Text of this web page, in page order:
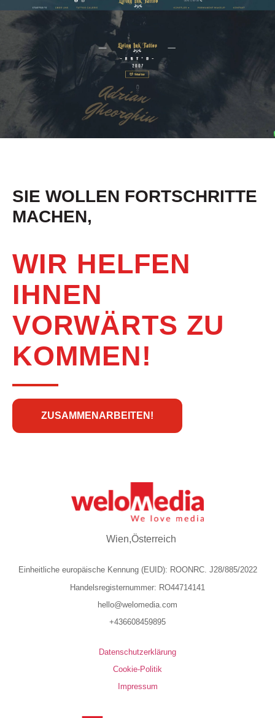
SIE WOLLEN FORTSCHRITTE
MACHEN,
WIR HELFEN
IHNEN
VORWÄRTS ZU
KOMMEN!
ZUSAMMENARBEITEN!
Wien,Österreich
Einheitliche europäische Kennung (EUID): ROONRC. J28/885/2022
Handelsregisternummer: RO44714141
hello@welomedia.com
+436608459895
Datenschutzerklärung
Cookie-Politik
Impressum